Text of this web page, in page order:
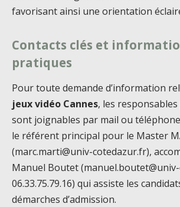
favorisant ainsi une orientation
Contacts clés et
pratiques
Pour toute demande d’information
jeux vidéo Cannes, les
sont joignables par mail ou
le référent principal pour le Master
(marc.marti@univ-cotedazur.fr),
Manuel Boutet
06.33.75.79.16) qui assiste les
démarches d’admission.